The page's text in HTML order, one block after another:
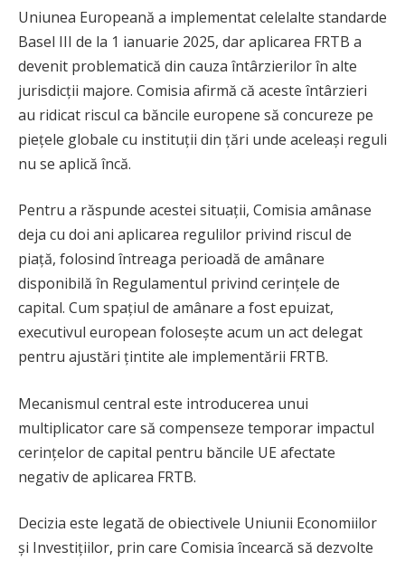
Uniunea Europeană a implementat celelalte standarde
Basel III de la 1 ianuarie 2025, dar aplicarea FRTB a
devenit problematică din cauza întârzierilor în alte
jurisdicții majore. Comisia afirmă că aceste întârzieri
au ridicat riscul ca băncile europene să concureze pe
piețele globale cu instituții din țări unde aceleași reguli
nu se aplică încă.
Pentru a răspunde acestei situații, Comisia amânase
deja cu doi ani aplicarea regulilor privind riscul de
piață, folosind întreaga perioadă de amânare
disponibilă în Regulamentul privind cerințele de
capital. Cum spațiul de amânare a fost epuizat,
executivul european folosește acum un act delegat
pentru ajustări țintite ale implementării FRTB.
Mecanismul central este introducerea unui
multiplicator care să compenseze temporar impactul
cerințelor de capital pentru băncile UE afectate
negativ de aplicarea FRTB.
Decizia este legată de obiectivele Uniunii Economiilor
și Investițiilor, prin care Comisia încearcă să dezvolte